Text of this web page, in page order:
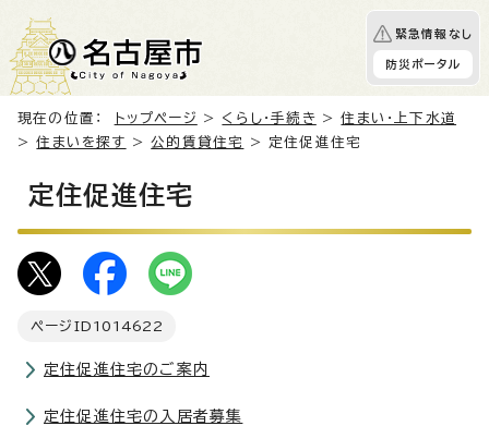
緊急情報なし
防災ポータル
現在の位置： トップページ > くらし・手続き >住まい・上下水道
>住まいを探す >公的賃貸住宅 > 定住促進住宅
定住促進住宅
ページID 1014622
定住促進住宅のご案内
定住促進住宅の入居者募集